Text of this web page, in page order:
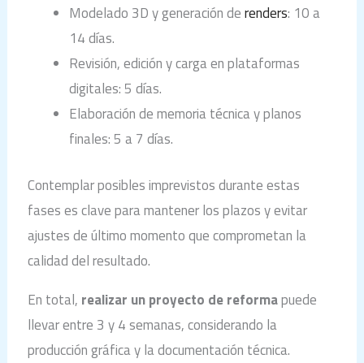
Modelado 3D y generación derenders: 10 a
14 días.
Revisión, edición y carga en plataformas
digitales: 5 días.
Elaboración de memoria técnica y planos
finales: 5 a 7 días.
Contemplar posibles imprevistos durante estas
fases es clave para mantener los plazos y evitar
ajustes de último momento que comprometan la
calidad del resultado.
En total, realizar un proyecto de reformapuede
llevar entre 3 y 4 semanas, considerando la
producción gráfica y la documentación técnica.